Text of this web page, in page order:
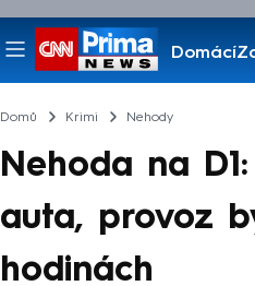
Domácí
Pořady
Domů Krimi Nehody
Nehoda na
auta, provoz
hodinách